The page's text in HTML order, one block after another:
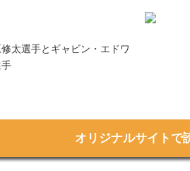
太選手とギャビン・エドワ
オリジナルサイトで